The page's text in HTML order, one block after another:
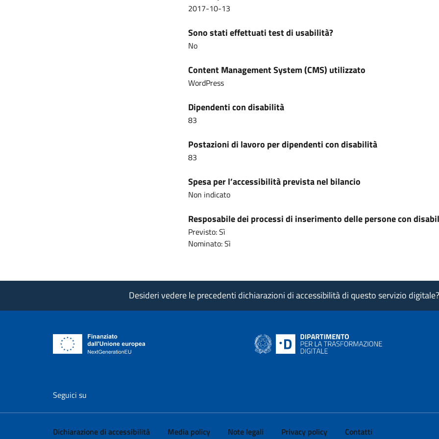
2017-10-13
Sono stati effettuati test di usabilità?
No
Content Management System (CMS) utilizzato
WordPress
Dipendenti con disabilità
83
Postazioni di lavoro per dipendenti con disabilità
83
Spesa per l’accessibilità prevista nel bilancio
Non indicato
Resposabile dei processi di inserimento delle persone con
Previsto: Sì
Nominato: Sì
Desideri vedere le precedenti dichiarazioni di accessibilità di questo servizio digitale?
Seguici su
Dichiarazione di accessibilità Media policy Note legali Privacy policy Contatti